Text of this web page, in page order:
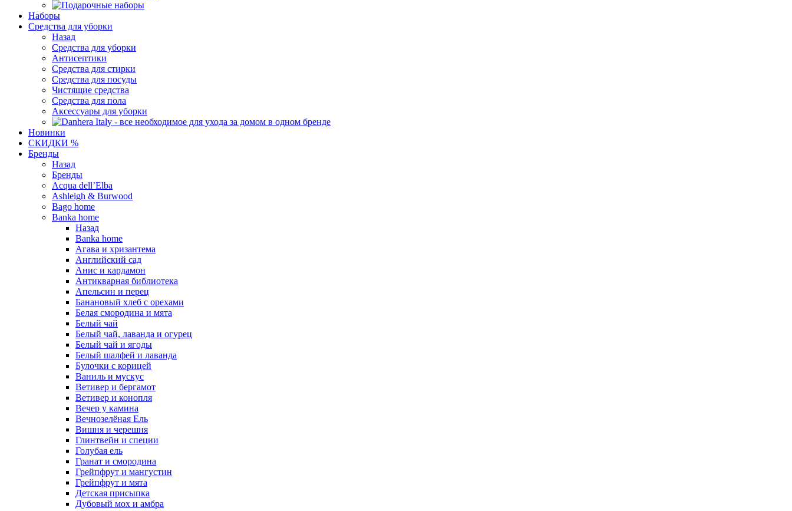
Наборы
Средства для уборки
Назад
Средства для уборки
Антисептики
Средства для стирки
Средства для посуды
Чистящие средства
Средства для пола
Аксессуары для уборки
Новинки
СКИДКИ %
Бренды
Назад
Бренды
Acqua dell’Elba
Ashleigh & Burwood
Bago home
Banka home
Назад
Banka home
Агава и хризантема
Английский сад
Анис и кардамон
Антикварная библиотека
Апельсин и перец
Банановый хлеб с орехами
Белая смородина и мята
Белый чай
Белый чай, лаванда и огурец
Белый чай и ягоды
Белый шалфей и лаванда
Булочки с корицей
Ваниль и мускус
Ветивер и бергамот
Ветивер и конопля
Вечер у камина
Вечнозелёная Ель
Вишня и черешня
Глинтвейн и специи
Голубая ель
Гранат и смородина
Грейпфрут и мангустин
Грейпфрут и мята
Детская присыпка
Дубовый мох и амбра